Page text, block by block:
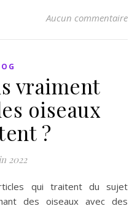
Aucun commentaire
vraiment
oiseaux
?
2022
des oiseaux avec des